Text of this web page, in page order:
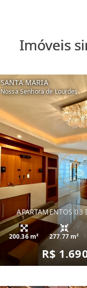
Imóveis
SANTA MARIA
Nossa Senhora de Lourdes
APARTAMENTOS 03
200.36 m² 277.77 m²
R$